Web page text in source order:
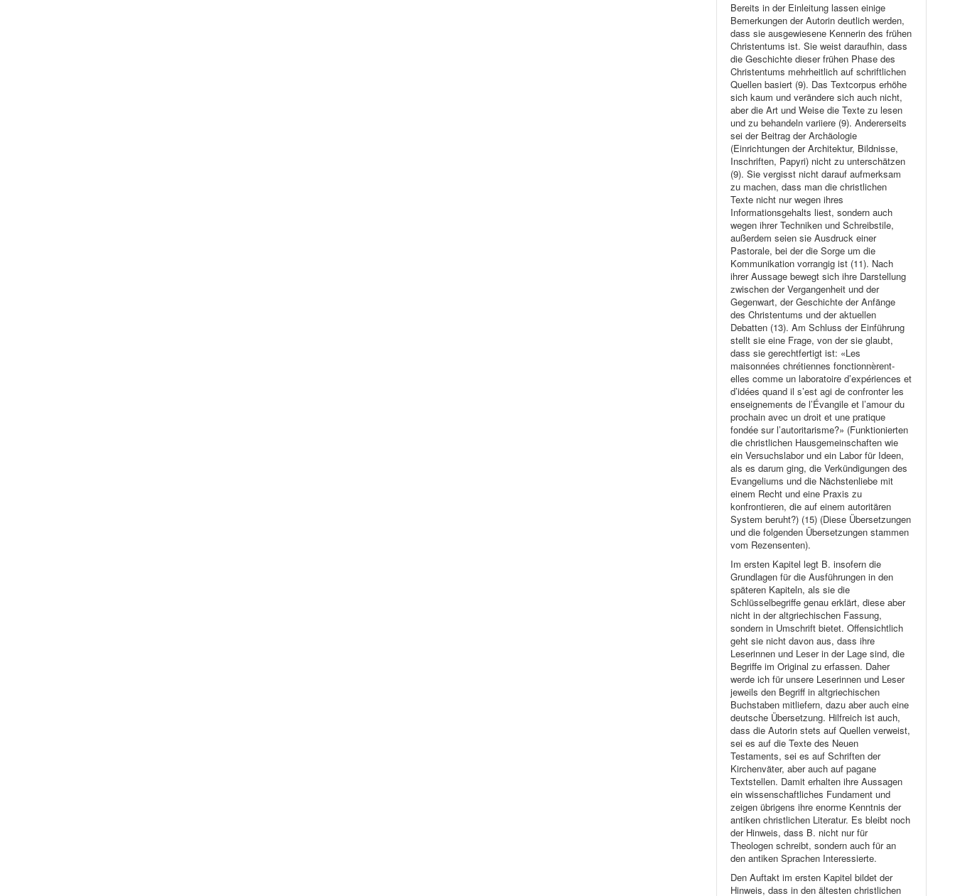
Bereits in der Einleitung lassen einige
Bemerkungen der Autorin deutlich werden,
dass sie ausgewiesene Kennerin des frühen
Christentums ist. Sie weist daraufhin, dass
die Geschichte dieser frühen Phase des
Christentums mehrheitlich auf schriftlichen
Quellen basiert (9). Das Textcorpus erhöhe
sich kaum und verändere sich auch nicht,
aber die Art und Weise die Texte zu lesen
und zu behandeln variiere (9). Andererseits
sei der Beitrag der Archäologie
(Einrichtungen der Architektur, Bildnisse,
Inschriften, Papyri) nicht zu unterschätzen
(9). Sie vergisst nicht darauf aufmerksam
zu machen, dass man die christlichen
Texte nicht nur wegen ihres
Informationsgehalts liest, sondern auch
wegen ihrer Techniken und Schreibstile,
außerdem seien sie Ausdruck einer
Pastorale, bei der die Sorge um die
Kommunikation vorrangig ist (11). Nach
ihrer Aussage bewegt sich ihre Darstellung
zwischen der Vergangenheit und der
Gegenwart, der Geschichte der Anfänge
des Christentums und der aktuellen
Debatten (13). Am Schluss der Einführung
stellt sie eine Frage, von der sie glaubt,
dass sie gerechtfertigt ist: «Les
maisonnées chrétiennes fonctionnèrent-
elles comme un laboratoire d’expériences et
d’idées quand il s’est agi de confronter les
enseignements de l’Évangile et l’amour du
prochain avec un droit et une pratique
fondée sur l’autoritarisme?» (Funktionierten
die christlichen Hausgemeinschaften wie
ein Versuchslabor und ein Labor für Ideen,
als es darum ging, die Verkündigungen des
Evangeliums und die Nächstenliebe mit
einem Recht und eine Praxis zu
konfrontieren, die auf einem autoritären
System beruht?) (15) (Diese Übersetzungen
und die folgenden Übersetzungen stammen
vom Rezensenten).
Im ersten Kapitel legt B. insofern die
Grundlagen für die Ausführungen in den
späteren Kapiteln, als sie die
Schlüsselbegriffe genau erklärt, diese aber
nicht in der altgriechischen Fassung,
sondern in Umschrift bietet. Offensichtlich
geht sie nicht davon aus, dass ihre
Leserinnen und Leser in der Lage sind, die
Begriffe im Original zu erfassen. Daher
werde ich für unsere Leserinnen und Leser
jeweils den Begriff in altgriechischen
Buchstaben mitliefern, dazu aber auch eine
deutsche Übersetzung. Hilfreich ist auch,
dass die Autorin stets auf Quellen verweist,
sei es auf die Texte des Neuen
Testaments, sei es auf Schriften der
Kirchenväter, aber auch auf pagane
Textstellen. Damit erhalten ihre Aussagen
ein wissenschaftliches Fundament und
zeigen übrigens ihre enorme Kenntnis der
antiken christlichen Literatur. Es bleibt noch
der Hinweis, dass B. nicht nur für
Theologen schreibt, sondern auch für an
den antiken Sprachen Interessierte.
Den Auftakt im ersten Kapitel bildet der
Hinweis, dass in den ältesten christlichen